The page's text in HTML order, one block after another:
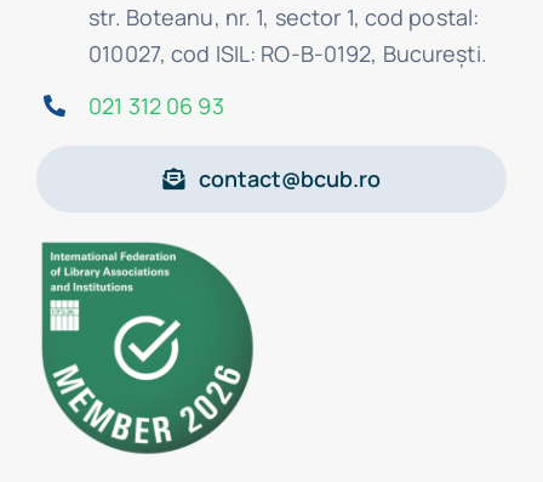
str. Boteanu, nr. 1, sector 1, cod postal:
010027, cod ISIL: RO-B-0192, Bucureşti.
021 312 06 93
contact@bcub.ro